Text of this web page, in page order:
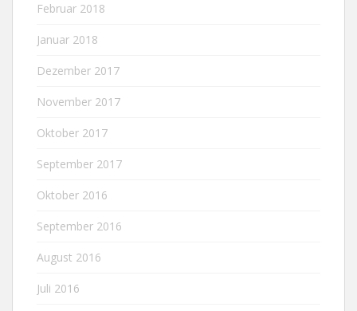
Februar 2018
Januar 2018
Dezember 2017
November 2017
Oktober 2017
September 2017
Oktober 2016
September 2016
August 2016
Juli 2016